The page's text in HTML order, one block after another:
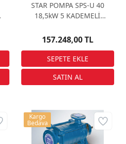
STAR POMPA SPS-U 40
18,5kW 5 KADEMELİ
157.248,00 TL
Kargo
Bedava